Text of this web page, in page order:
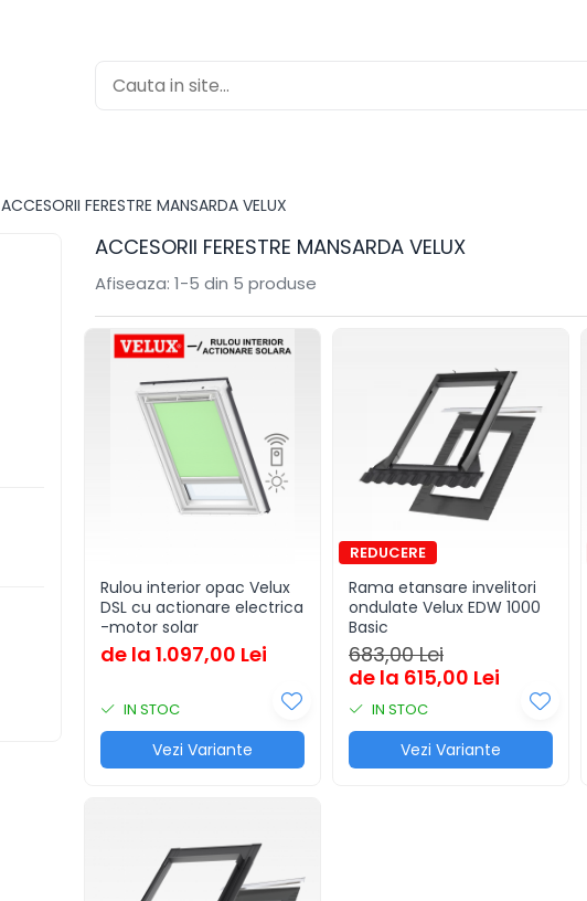
ACCESORII FERESTRE MANSARDA VELUX
ACCESORII FERESTRE MANSARDA VELUX
Afiseaza: 1-5 din 5 produse
Rulou interior opac Velux
DSL cu actionare electrica
-motor solar
de la 1.097,00 Lei
IN STOC
Vezi Variante
Rama etansare invelitori
ondulate Velux EDW 1000
Basic
683,00 Lei
de la 615,00 Lei
IN STOC
Vezi Variante